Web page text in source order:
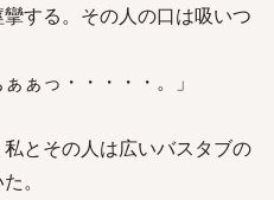
する。その人の口は吸いつ
ぁっ・・・・・。」
とその人は広いバスタブの
。